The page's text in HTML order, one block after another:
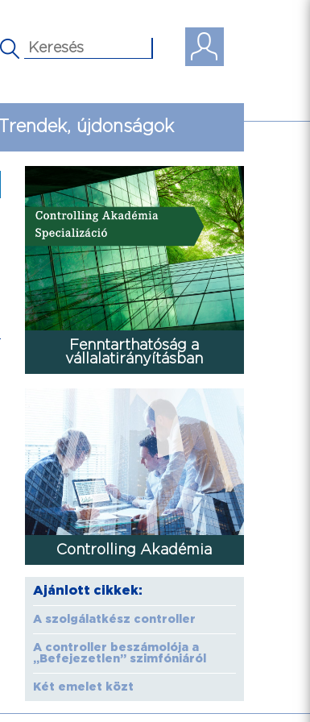
Trendek, újdonságok
Fenntarthatóság a
vállalatirányításban
Controlling Akadémia
Ajánlott cikkek:
A szolgálatkész controller
A controller beszámolója a
„Befejezetlen” szimfóniáról
Két emelet közt